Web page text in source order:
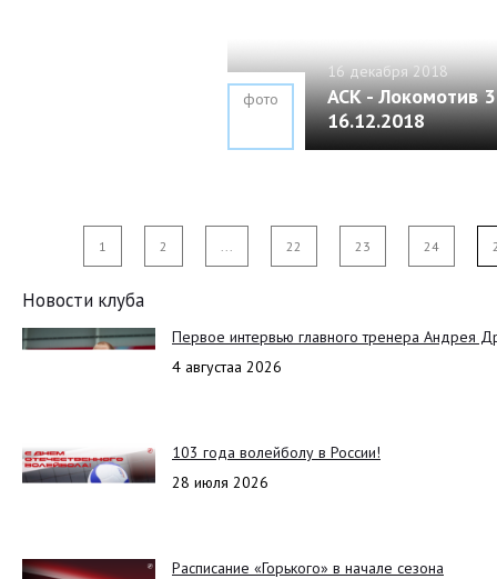
16 декабря 2018
АСК - Локомотив
16.12.2018
фото
1 2 ... 22 23 24
Новости клуба
Первое интервью главного тренера Андрея
4 августаа 2026
103 года волейболу в России!
28 июля 2026
Расписание «Горького» в начале сезона